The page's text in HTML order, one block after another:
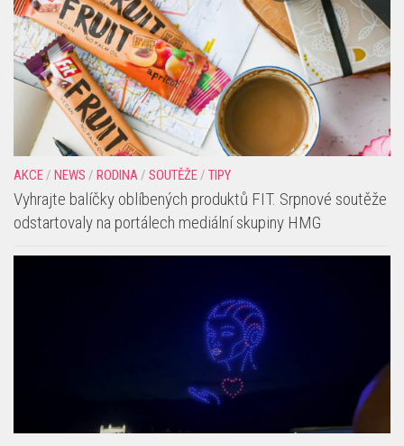
AKCE/ NEWS / RODINA/ SOUTĚŽE/ TIPY
Vyhrajte balíčky oblíbených produktů FIT. Srpnové soutěže
odstartovaly na portálech mediální skupiny HMG